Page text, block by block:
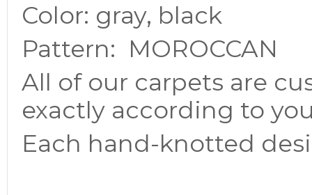
Color: gray, black
Pattern: MOROCCAN
All of our carpets are
exactly according to
Each hand-knotted